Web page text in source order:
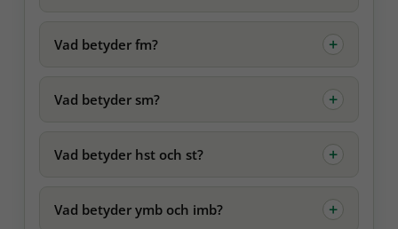
Vad betyder fm?
Vad betyder sm?
Vad betyder hst och st?
Vad betyder ymb och imb?